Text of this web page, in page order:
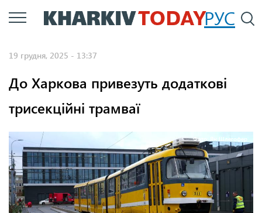
Перейти
до
РУС
19 грудня, 2025 - 13:37
До Харкова привезуть додаткові
трисекційні трамваї
Фото: Ян Шлегофер